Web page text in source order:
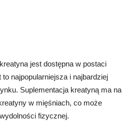
jest dostępna w postaci
najpopularniejsza i najbardziej
Suplementacja kreatyną ma na
w mięśniach, co może
fizycznej.